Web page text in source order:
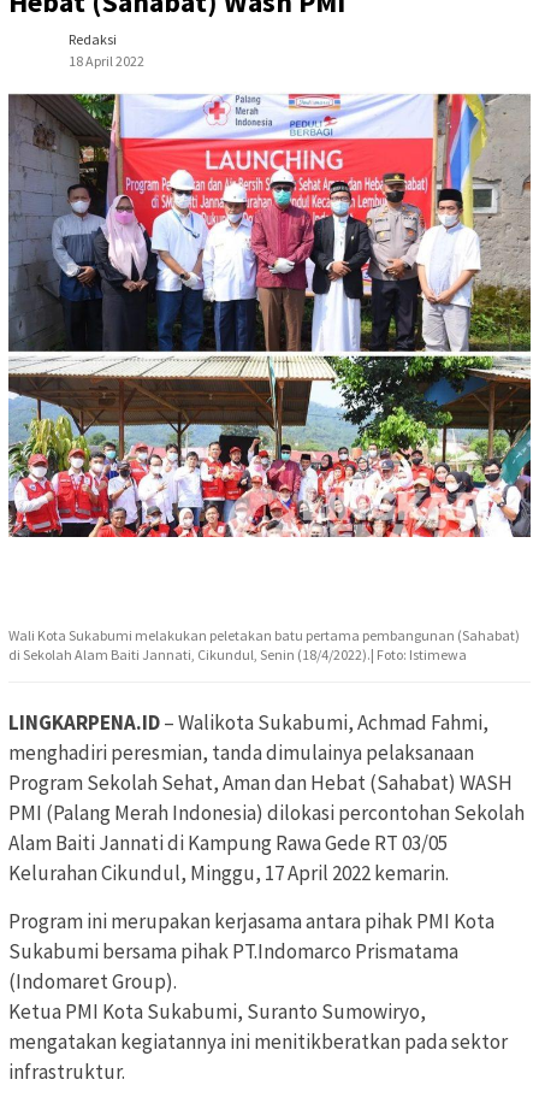
Redaksi
18 April 2022
Wali Kota Sukabumi melakukan peletakan batu pertama pembangunan (Sahabat)
di Sekolah Alam Baiti Jannati, Cikundul, Senin (18/4/2022).| Foto: Istimewa
LINGKARPENA.ID– Walikota Sukabumi, Achmad Fahmi,
menghadiri peresmian, tanda dimulainya pelaksanaan
Program Sekolah Sehat, Aman dan Hebat (Sahabat) WASH
PMI (Palang Merah Indonesia) dilokasi percontohan Sekolah
Alam Baiti Jannati di Kampung Rawa Gede RT 03/05
Kelurahan Cikundul, Minggu, 17 April 2022 kemarin.
Program ini merupakan kerjasama antara pihak PMI Kota
Sukabumi bersama pihak PT.Indomarco Prismatama
(Indomaret Group).
Ketua PMI Kota Sukabumi, Suranto Sumowiryo,
mengatakan kegiatannya ini menitikberatkan pada sektor
infrastruktur.